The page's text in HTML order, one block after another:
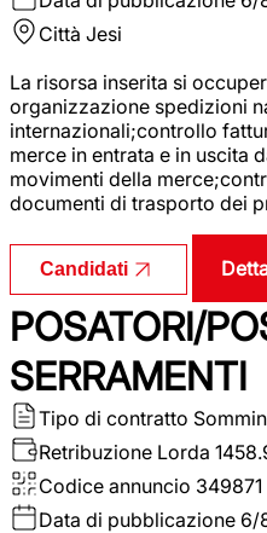
Città Jesi
La risorsa inserita si
organizzazione spedizioni
internazionali;controllo
merce in entrata e in uscita
movimenti della
documenti di trasporto dei
Candidati
POSATORI/
SERRAMENTI
Tipo di contratto
Retribuzione Lorda
Codice annuncio 349871
Data di pubblicazione 6/